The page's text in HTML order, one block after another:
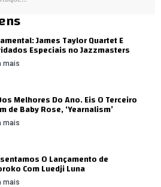
James Taylor Quartet E
Especiais no Jazzmasters
mais
Melhores Do Ano. Eis O Terceiro
de Baby Rose, ‘Yearnalism’
mais
O Lançamento de
Com Luedji Luna
mais